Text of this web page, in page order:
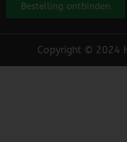
Bestelling ontbinden
Copyright © 2024